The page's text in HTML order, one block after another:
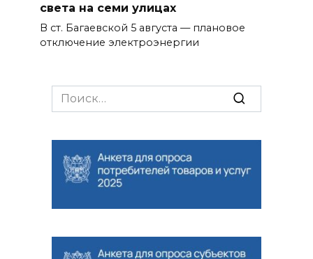
света на семи улицах
В ст. Багаевской 5 августа — плановое
отключение электроэнергии
Search
for: